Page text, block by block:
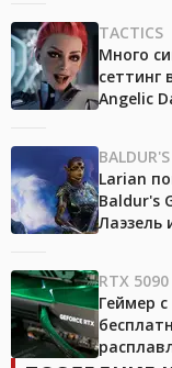
TACTICS
Много
сеттинг
Angelic
Larian
Baldur's
Лаэзель
RTX 5090
Геймер